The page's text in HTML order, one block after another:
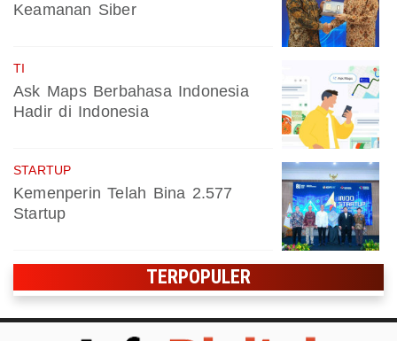
Keamanan Siber
TI
Ask Maps Berbahasa Indonesia
Hadir di Indonesia
STARTUP
Kemenperin Telah Bina 2.577
Startup
TERPOPULER